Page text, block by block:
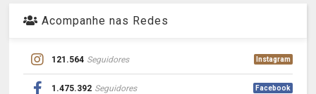
Acompanhe nas Redes
121.564 Seguidores Instagram
1.475.392 Seguidores Facebook